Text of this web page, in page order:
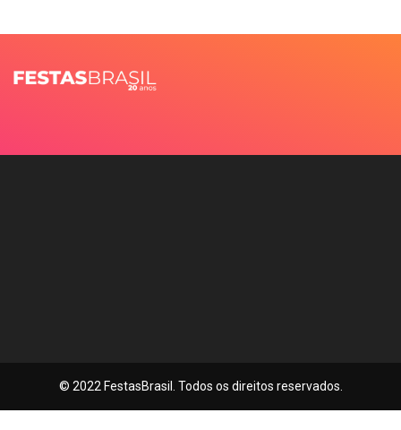
© 2022 FestasBrasil. Todos os direitos reservados.